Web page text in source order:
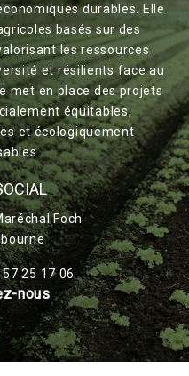
durables. Elle
basés sur des
les ressources
et résilients face au
met en place des projets
équitables,
et écologiquement
Foch
25 17 06
nous